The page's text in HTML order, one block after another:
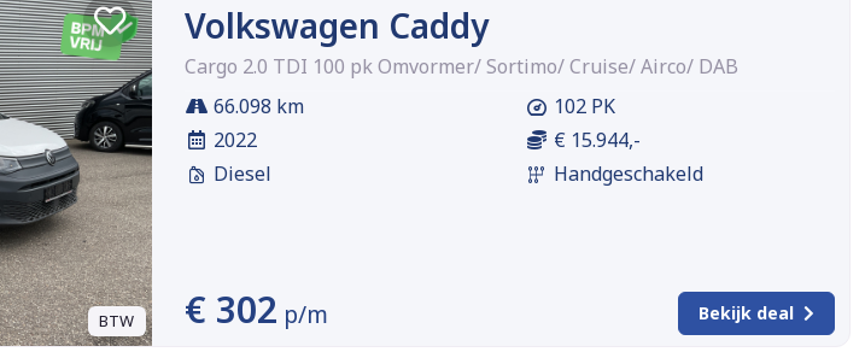
BTW
Volkswagen Caddy
Cargo 2.0 TDI 100 pk Omvormer/ Sortimo/ Cruise/ Airco/ DAB
66.098 km
2022
Diesel
102 PK
€ 15.944,-
Handgeschakeld
€ 302 p/m Bekijk deal